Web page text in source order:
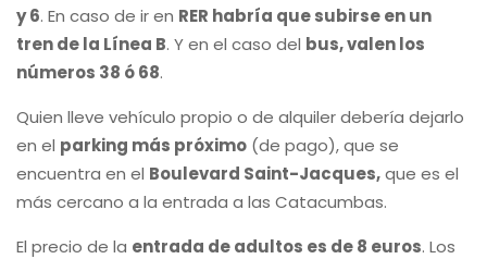
y 6. En caso de ir en RER habría que subirse en un
tren de la Línea B. Y en el caso del bus, valen los
números 38 ó 68.
Quien lleve vehículo propio o de alquiler debería dejarlo
en el parking más próximo (de pago), que se
encuentra en el Boulevard Saint-Jacques,que es el
más cercano a la entrada a las Catacumbas.
El precio de la entrada de adultos es de 8 euros. Los